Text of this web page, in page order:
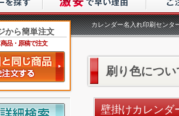
から簡単注文
品・原稿で注文
カレンダー名入れ印刷センタ
刷り色につい
壁掛けカレンダ